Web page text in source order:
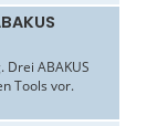
ABAKUS
Tools vor.